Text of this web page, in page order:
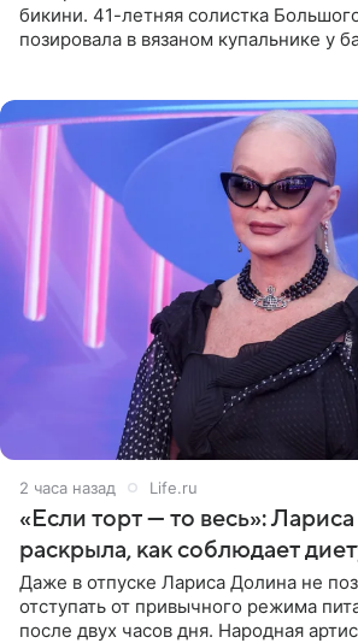
бикини. 41-летняя солистка
позировала в вязаном купальнике у
2 часа назад Life.ru
«Если торт — то весь»:
раскрыла, как соблюдает
Даже в отпуске Лариса Долина не
отступать от привычного режима
после двух часов дня. Народная